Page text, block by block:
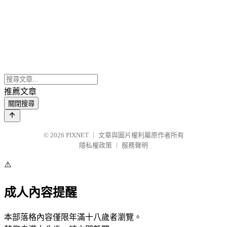
推薦文章
關閉搜尋
© 2026 PIXNET
文章與圖片權利屬原作者所有
隱私權政策
服務聲明
⚠️
成人內容提醒
本部落格內容僅限年滿十八歲者瀏覽。